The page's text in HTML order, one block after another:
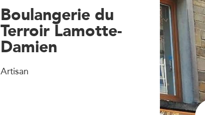
Boulangerie du
Terroir Lamotte-
Damien
Artisan